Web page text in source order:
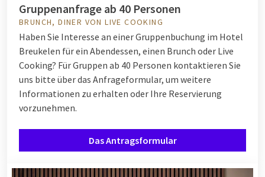
Gruppenanfrage ab 40 Personen
BRUNCH, DINER VON LIVE COOKING
Haben Sie Interesse an einer Gruppenbuchung im Hotel
Breukelen für ein Abendessen, einen Brunch oder Live
Cooking? Für Gruppen ab 40 Personen kontaktieren Sie
uns bitte über das Anfrageformular, um weitere
Informationen zu erhalten oder Ihre Reservierung
vorzunehmen.
Das Antragsformular